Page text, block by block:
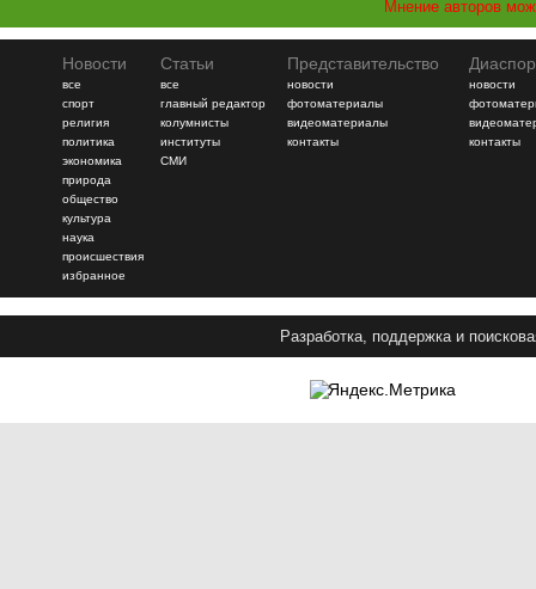
Мнение авторов
Новости
все
спорт
религия
политика
экономика
природа
общество
культура
наука
происшествия
избранное
Статьи
все
главный редактор
колумнисты
институты
СМИ
Представительство
новости
фотоматериалы
видеоматериалы
контакты
новости
контакты
Разработка, поддержка и